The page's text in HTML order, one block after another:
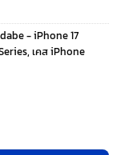
- iPhone 17
, เคส iPhone
ชิ้น